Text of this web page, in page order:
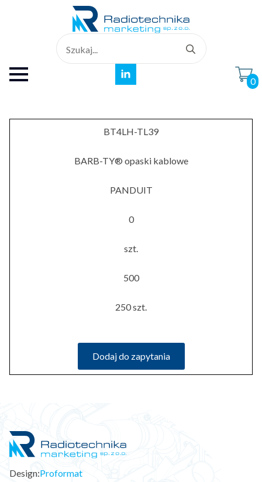
for:
0
BT4LH-TL39
BARB-TY® opaski kablowe
PANDUIT
0
szt.
500
250 szt.
Dodaj do zapytania
Design:Proformat